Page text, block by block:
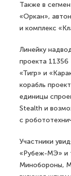
Также в
«Оркан»,
и комплекс
Линейку
проекта
«Тигр» и
корабль
единицы
Stealth и
с
Участники
«Рубеж-МЭ» и
Минобороны,